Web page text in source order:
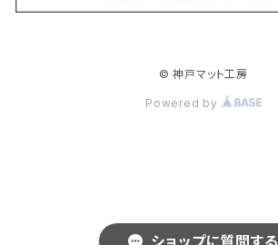
ショップに質問する
© 神戸マット工房
Powered by